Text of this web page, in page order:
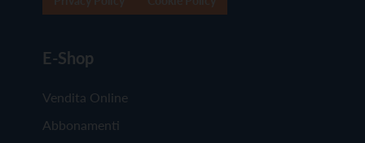
E-Shop
Vendita Online
Abbonamenti